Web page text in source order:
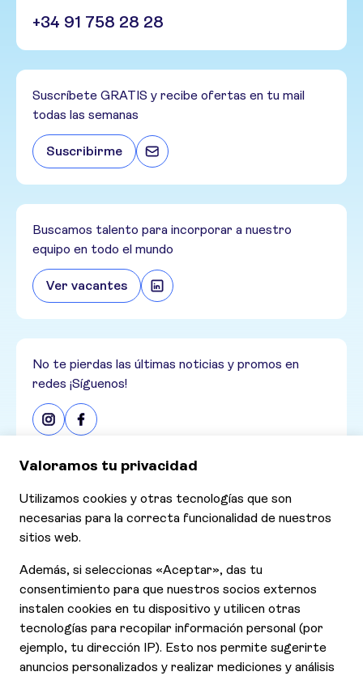
+34 91 758 28 28
Suscríbete GRATIS y recibe ofertas en tu mail
todas las semanas
Suscribirme
Buscamos talento para incorporar a nuestro
equipo en todo el mundo
Ver vacantes
No te pierdas las últimas noticias y promos en
redes ¡Síguenos!
Consultar nuestras últimas ofertas
Ofertas
Contáctanos
Declaración de Accesibilidad